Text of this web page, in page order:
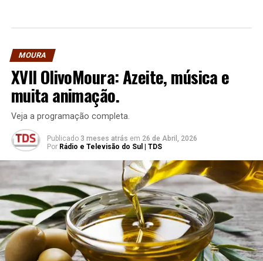
MOURA
XVII OlivoMoura: Azeite, música e
muita animação.
Veja a programação completa.
Publicado 3 meses atrás em 26 de Abril, 2026
Por Rádio e Televisão do Sul | TDS